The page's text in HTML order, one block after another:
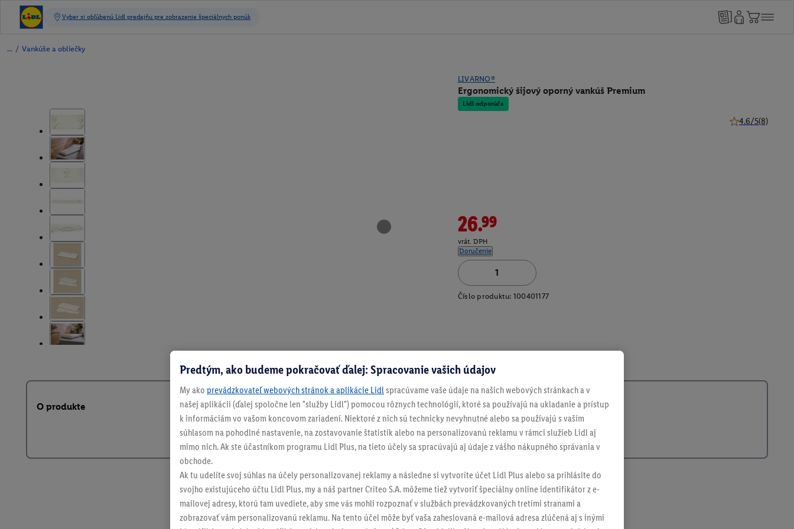
/ Vankúše a obliečky
LIVARNO®
Ergonomický šijový oporný vankúš Premium
Lidl odporúča
4.6/5(8)
26.99
vrát. DPH
Doručenie
Číslo produktu: 100401177
O produkte
Predtým, ako budeme pokračovať ďalej: Spracovanie vašich údajov
My ako prevádzkovateľ webových stránok a aplikácie Lidl spracúvame vaše údaje na našich webových stránkach a v
našej aplikácii (ďalej spoločne len "služby Lidl") pomocou rôznych technológií, ktoré sa používajú na ukladanie a prístup
k informáciám vo vašom koncovom zariadení. Niektoré z nich sú technicky nevyhnutné alebo sa používajú s vaším
súhlasom na pohodlné nastavenie, na zostavovanie štatistík alebo na personalizovanú reklamu v rámci služieb Lidl aj
mimo nich. Ak ste účastníkom programu Lidl Plus, na tieto účely sa spracúvajú aj údaje z vášho nákupného správania v
obchode.
Ak tu udelíte svoj súhlas na účely personalizovanej reklamy a následne si vytvoríte účet Lidl Plus alebo sa prihlásite do
svojho existujúceho účtu Lidl Plus, my a náš partner Criteo S.A. môžeme tiež vytvoriť špeciálny online identifikátor z e-
mailovej adresy, ktorú tam uvediete, aby sme vás mohli rozpoznať v službách prevádzkovaných tretími stranami a
zobrazovať vám personalizovanú reklamu. Na tento účel môže byť vaša zaheslovaná e-mailová adresa zlúčená aj s inými